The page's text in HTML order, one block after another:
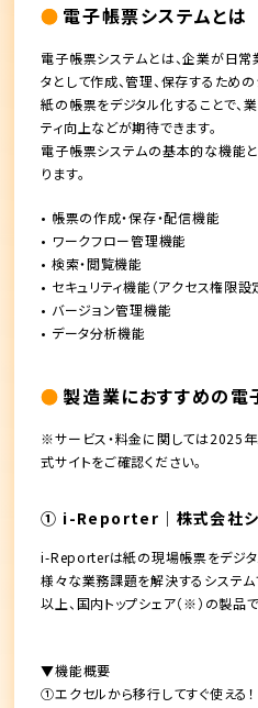
電子帳票システムとは
電子帳票システムとは、企業が日
タとして作成、管理、保存するための
紙の帳票をデジタル化することで、
ティ向上などが期待できます。
電子帳票システムの基本的な機能
ります。
• 帳票の作成・保存・配信機能
• ワークフロー管理機能
• 検索・閲覧機能
• セキュリティ機能（アクセス権限設
• バージョン管理機能
• データ分析機能
製造業におすすめの電
※サービス・料金に関しては2025
式サイトをご確認ください。
① i-Reporter｜株式会社シ
i-Reporterは紙の現場帳票をデジタ
様々な業務課題を解決するシステ
以上、国内トップシェア（※）の製品で
▼機能概要
①エクセルから移行してすぐ使える！